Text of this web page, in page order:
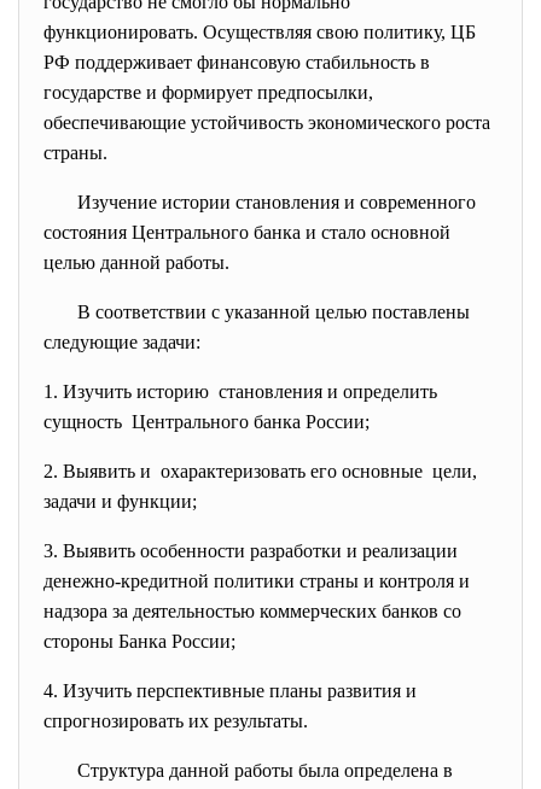
функционировать. Осуществляя свою политику, ЦБ
РФ поддерживает финансовую стабильность в
государстве и формирует предпосылки,
обеспечивающие устойчивость экономического роста
страны.
Изучение истории становления и современного
состояния Центрального банка и стало основной
целью данной работы.
В соответствии с указанной целью поставлены
следующие задачи:
1. Изучить историю становления и определить
сущность Центрального банка России;
2. Выявить и охарактеризовать его основные цели,
задачи и функции;
3. Выявить особенности разработки и реализации
денежно-кредитной политики страны и контроля и
надзора за деятельностью коммерческих банков со
стороны Банка России;
4. Изучить перспективные планы развития и
спрогнозировать их результаты.
Структура данной работы была определена в